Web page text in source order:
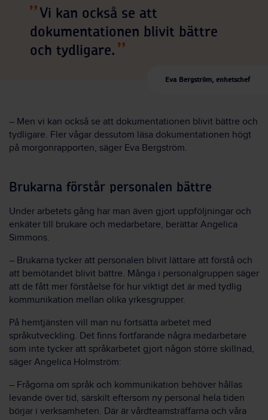
Vi kan också se att
dokumentationen blivit bättre
och tydligare.
Eva Bergström, enhetschef
– Men vi kan också se att dokumentationen blivit bättre och
tydligare. Fler vågar dessutom läsa dokumentationen högt
på morgonrapporten, säger Eva Bergström.
Brukarna förstår personalen bättre
Under arbetets gång har man även gjort uppföljningar och
enkäter till brukare och medarbetare, berättar Angelica
Simmons.
– Brukarna tycker att personalen blivit lättare att förstå och
att bemötandet blivit bättre. Många i personalgruppen säger
att de fått mer förståelse för hur viktigt det är med tydlig
kommunikation mellan olika yrkesgrupper.
På hemtjänsten vill man nu fortsätta arbetet med
språkutveckling. Det finns fortfarande några medarbetare
som inte tycker att språkarbetet gjort någon större skillnad,
säger Angelica Holmström:
– Frågorna om språk och kommunikation behöver hållas
levande över tid, särskilt eftersom ny personal hela tiden
börjar i verksamheten. Där är vårdteamsträffarna och våra